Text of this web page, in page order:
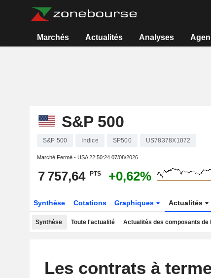
Marchés Actualités Analyses
S&P 500
S&P 500 Indice SP500 US78378X1072
Marché Fermé - USA22:50:24 07/08/2026
7 757,64 PTS +0,62%
Synthèse Cotations Graphiques Actualités
Synthèse Toute l'actualité Actualités des composants de
Les contrats à